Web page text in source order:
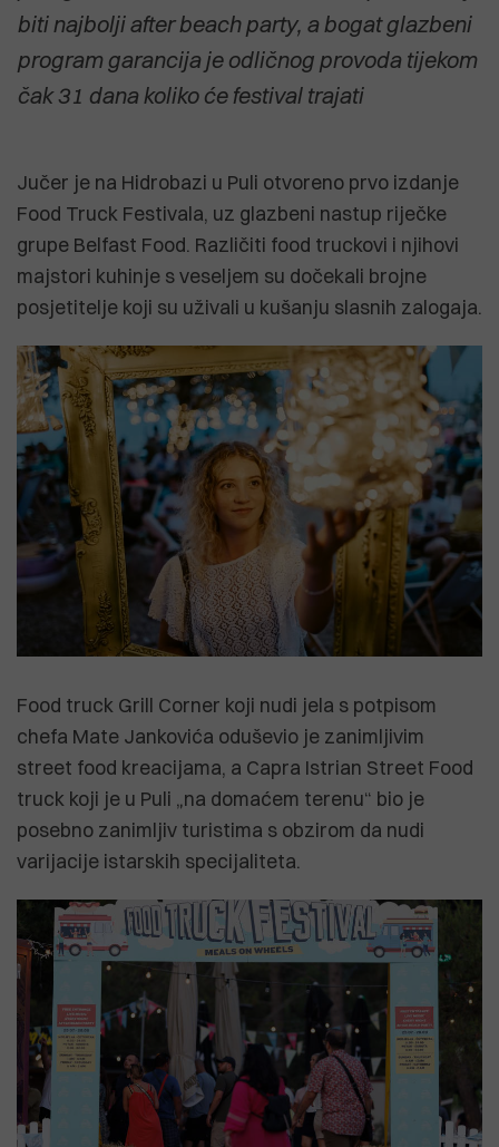
biti najbolji after beach party, a bogat glazbeni
program garancija je odličnog provoda tijekom
čak 31 dana koliko će festival trajati
Jučer je na Hidrobazi u Puli otvoreno prvo izdanje
Food Truck Festivala, uz glazbeni nastup riječke
grupe Belfast Food. Različiti food truckovi i njihovi
majstori kuhinje s veseljem su dočekali brojne
posjetitelje koji su uživali u kušanju slasnih zalogaja.
Food truck Grill Corner koji nudi jela s potpisom
chefa Mate Jankovića oduševio je zanimljivim
street food kreacijama, a Capra Istrian Street Food
truck koji je u Puli „na domaćem terenu“ bio je
posebno zanimljiv turistima s obzirom da nudi
varijacije istarskih specijaliteta.